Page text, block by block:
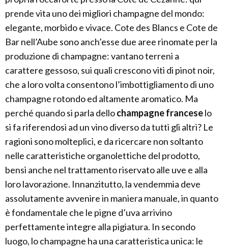
prende vita uno dei migliori champagne del mondo:
elegante, morbido e vivace. Cote des Blancs e Cote de
Bar nell’Aube sono anch’esse due aree rinomate per la
produzione di champagne: vantano terreni a
carattere gessoso, sui quali crescono viti di pinot noir,
che a loro volta consentono l’imbottigliamento di uno
champagne rotondo ed altamente aromatico. Ma
perché quando si parla dellochampagne franceselo
si fa riferendosi ad un vino diverso da tutti gli altri? Le
ragioni sono molteplici, e da ricercare non soltanto
nelle caratteristiche organolettiche del prodotto,
bensì anche nel trattamento riservato alle uve e alla
loro lavorazione. Innanzitutto, la vendemmia deve
assolutamente avvenire in maniera manuale, in quanto
è fondamentale che le pigne d’uva arrivino
perfettamente integre alla pigiatura. In secondo
luogo, lo champagne ha una caratteristica unica: le